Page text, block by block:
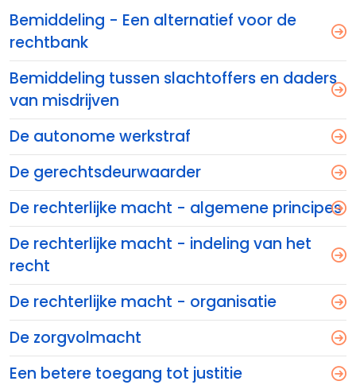
Bemiddeling - Een alternatief voor de
rechtbank
Bemiddeling tussen slachtoffers en daders
van misdrijven
De autonome werkstraf
De gerechtsdeurwaarder
De rechterlijke macht - algemene principes
De rechterlijke macht - indeling van het
recht
De rechterlijke macht - organisatie
De zorgvolmacht
Een betere toegang tot justitie